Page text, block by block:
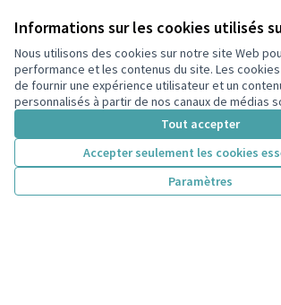
Informations sur les cookies utilisés
Nous utilisons des cookies sur notre site Web
performance et les contenus du site. Les
de fournir une expérience utilisateur et un
personnalisés à partir de nos canaux de médias
Tout accepter
Accepter seulement les cookies
Paramètres
4 000 €
Plus de poubelles de déjections
En accord avec le porteur de projet, le
Plus de poubelles de déjections canines
Biodiversité - Cadre de vie
80 000 €